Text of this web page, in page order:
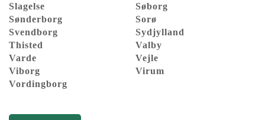
Slagelse
Søborg
Sønderborg
Sorø
Svendborg
Sydjylland
Thisted
Valby
Varde
Vejle
Viborg
Virum
Vordingborg